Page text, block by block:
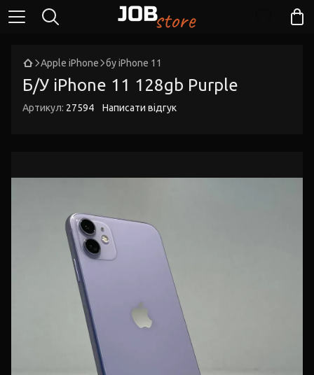
Apple iPhone бу iPhone 11
Б/У iPhone 11 128gb Purple
Артикул: 27594 Написати відгук